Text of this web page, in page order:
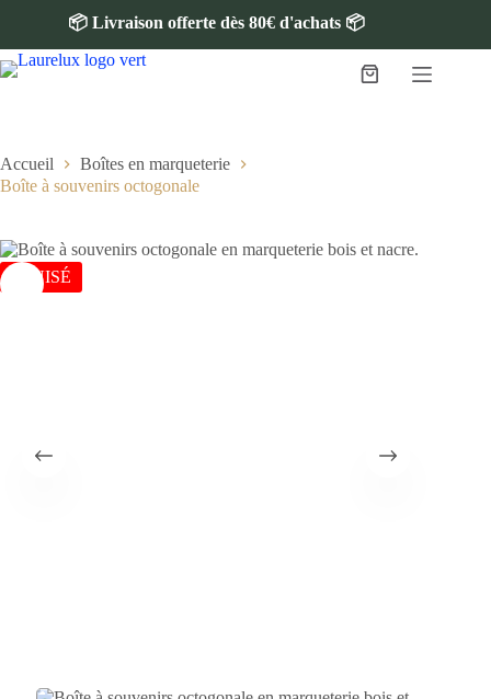
📦 Livraison offerte dès 80€ d'achats 📦
Accueil
Boîtes en marqueterie
Boîte à souvenirs octogonale
ÉPUISÉ